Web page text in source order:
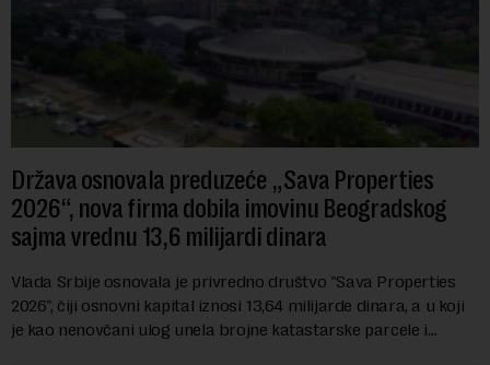
Država osnovala preduzeće „Sava Properties
2026“, nova firma dobila imovinu Beogradskog
sajma vrednu 13,6 milijardi dinara
Vlada Srbije osnovala je privredno društvo "Sava Properties
2026", čiji osnovni kapital iznosi 13,64 milijarde dinara, a u koji
je kao nenovčani ulog unela brojne katastarske parcele i